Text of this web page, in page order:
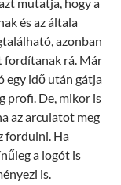
és az általa
azonban
fordítanak rá. Már
egy idő után gátja
profi. De, mikor is
az arculatot meg
fordulni. Ha
a logót is
is.